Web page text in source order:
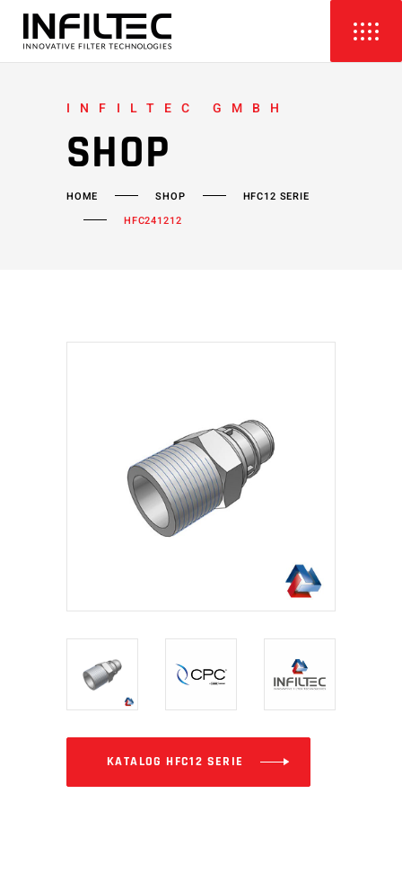
INFILTEC GMBH
SHOP
HOME SHOP
HFC12 SERIE
HFC241212
KATALOG HFC12 SERIE